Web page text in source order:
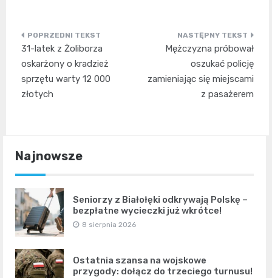
Nawigacja
wpisu
31-latek z Żoliborza
oskarżony o kradzież
sprzętu warty 12 000
złotych
Mężczyzna próbował
oszukać policję
zamieniając się miejscami
z pasażerem
Najnowsze
Seniorzy z Białołęki odkrywają Polskę –
bezpłatne wycieczki już wkrótce!
8 sierpnia 2026
Ostatnia szansa na wojskowe
przygody: dołącz do trzeciego turnusu!